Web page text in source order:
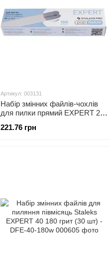
Артикул: 003131
Набір змінних файлів-чохлів
для пилки прямий EXPERT 22
221.76 грн